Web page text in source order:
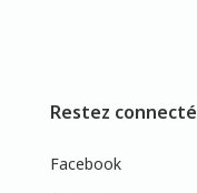
Restez connecté
Facebook